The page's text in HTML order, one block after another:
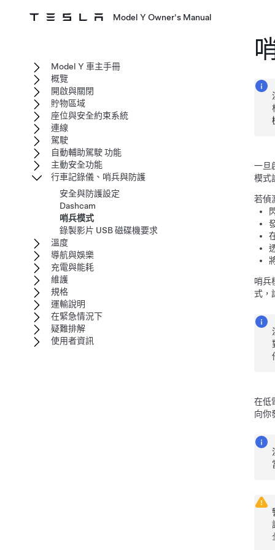
Model Y Owner's Manual
一旦
模式
若偵
哨兵
式，
在低
向你
Model Y 車主手冊
概覽
開啟與關閉
貯物區域
座位與安全約束系統
連線
駕駛
自動輔助駕駛 功能
主動安全功能
行車記錄儀、哨兵與防護
安全與防護設定
Dashcam
哨兵模式
錄製影片 USB 磁碟機要求
溫度
導航與娛樂
充電與能耗
維護
規格
運輸說明
在緊急情況下
疑難排解
使用者資訊